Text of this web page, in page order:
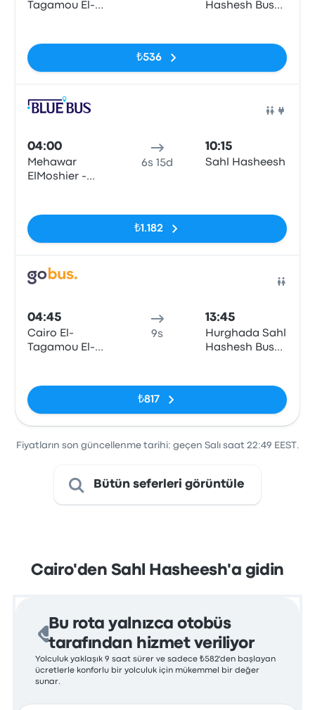
Tagamou El-
Hashesh Bus
₺536
04:00
Mehawar
ElMoshier -
6s 15d
10:15
Sahl Hasheesh
₺1.182
04:45
Cairo El-
Tagamou El-
9s
13:45
Hurghada Sahl
Hashesh Bus
₺817
Fiyatların son güncellenme tarihi: geçen Salı saat 22:49 EEST.
Bütün seferleri görüntüle
Cairo'den Sahl Hasheesh'a gidin
Bu rota yalnızca otobüs
tarafından hizmet veriliyor
Yolculuk yaklaşık 9 saat sürer ve sadece ₺582'den başlayan
ücretlerle konforlu bir yolculuk için mükemmel bir değer
sunar.